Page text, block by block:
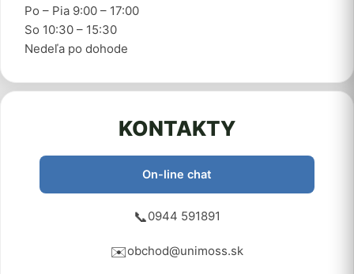
Po – Pia 9:00 – 17:00
So 10:30 – 15:30
Nedeľa po dohode
KONTAKTY
On-line chat
📞0944 591891
✉️obchod@unimoss.sk